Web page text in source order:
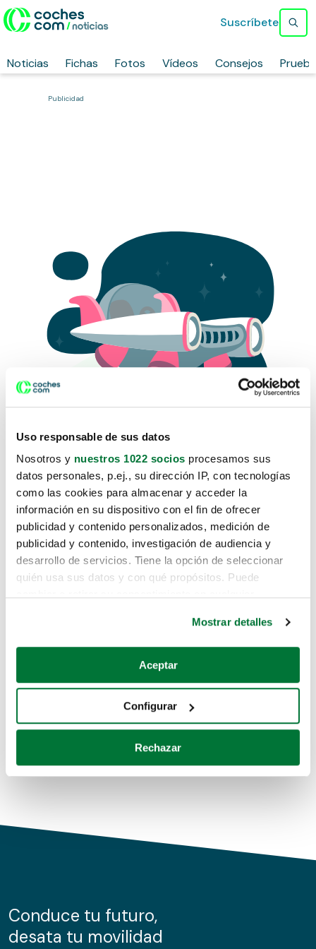
Uso responsable de sus datos
Nosotros y nuestros 1022 socios procesamos sus
datos personales, p.ej., su dirección IP, con tecnologías
como las cookies para almacenar y acceder la
información en su dispositivo con el fin de ofrecer
publicidad y contenido personalizados, medición de
publicidad y contenido, investigación de audiencia y
desarrollo de servicios. Tiene la opción de seleccionar
quién usa sus datos y con qué propósitos. Puede
Si lo permite, también quisiéramos:
Recopilar información sobre su ubicación geográfica
Identificar su dispositivo analizándolo activamente
para buscar características específicas (huellas
Obtenga más información sobre cómo se procesan sus
de cookies.
información sobre el uso que haga del sitio web con
nuestros partners de redes sociales, publicidad y análisis
Mostrar detalles
Aceptar
Configurar
Rechazar
Noticias Fichas Fotos Vídeos Consejos
Suscríbete
Publicidad
Lo sentimos, no sabemos como
te hemos traido hasta aquí.
Pero puedes encontrar el coche que estás
buscando en alguno de estos enlaces:
Coches de segunda mano
Coches de km0
Conduce tu futuro,
desata tu movilidad